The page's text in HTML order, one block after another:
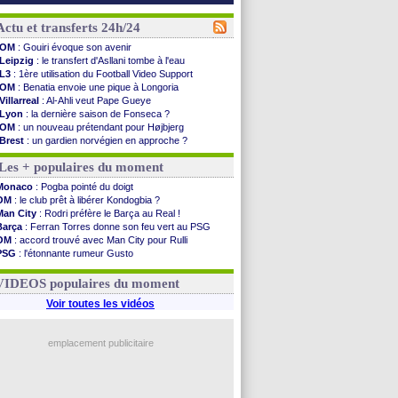
et transferts 24h/24
OM : Gouiri évoque son avenir
Leipzig : le transfert d'Asllani tombe à l'eau
L3 : 1ère utilisation du Football Video Support
OM : Benatia envoie une pique à Longoria
Villarreal : Al-Ahli veut Pape Gueye
Lyon : la dernière saison de Fonseca ?
OM : un nouveau prétendant pour Højbjerg
Brest : un gardien norvégien en approche ?
OM: McCourt a versé 120 M€ en 2026
PSG : 4 retours dans le groupe face à Man Utd ...
Nice: Kevin Carlos va partir en Italie
L1: prison avec sursis requis contre un arbitre
Leganés: c'est signé pour Luca Zidane (off.)
Atletico : Ruggeri en route pour Aston Villa
Monaco: Filipe Luis soutient Biereth
Lyon: Mangala prêté à Getafe (officiel)
PSG : Nsoki va signer en Croatie
Arsenal: Naples vise Gabriel Jesus
Real: Mastantuono prêté à la Fiorentina (off.)
: accord avec le Barça pour Rodri ?
: B. Genesio - "ce n'est pas idéal"
+ populaires du moment
: Pogba pointé du doigt
: le club prêt à libérer Kondogbia ?
City : Rodri préfère le Barça au Real !
: Ferran Torres donne son feu vert au PSG
: accord trouvé avec Man City pour Rulli
: l'étonnante rumeur Gusto
: Owori battu à mort à Kampala
populaires du moment
Voir toutes les vidéos
emplacement publicitaire